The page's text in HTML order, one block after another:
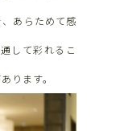
あらためて感
して彩れるこ
ります。